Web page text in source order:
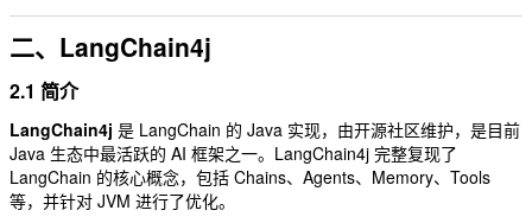
二、LangChain4j
2.1 简介
LangChain4j 是 LangChain 的 Java 实现，由开源社区维护，是目前
Java 生态中最活跃的 AI 框架之一。LangChain4j 完整复现了
LangChain 的核心概念，包括 Chains、Agents、Memory、Tools
等，并针对 JVM 进行了优化。